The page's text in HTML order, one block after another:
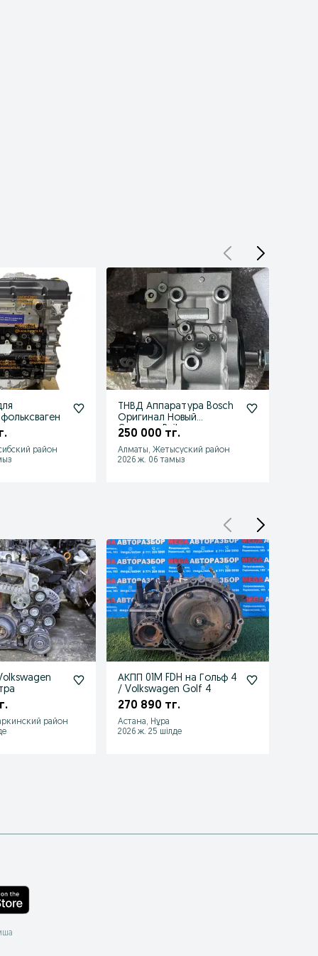
район
ТНВД Аппаратура Bosch
Оригинал Новый
Common Rail
250 000 тг.
Алматы, Жетысуский район
2026 ж. 06 тамыз
район
АКПП 01M FDH на Гольф 4
/ Volkswagen Golf 4
270 890 тг.
Астана, Нұра
2026 ж. 25 шілде